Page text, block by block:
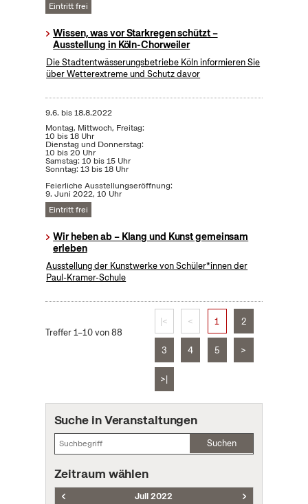
Eintritt frei
Wissen, was vor Starkregen schützt –
Ausstellung in Köln-Chorweiler
Die Stadtentwässerungsbetriebe Köln informieren Sie
über Wetterextreme und Schutz davor
9.6. bis18.8.2022
Montag, Mittwoch, Freitag:
10 bis 18 Uhr
Dienstag und Donnerstag:
10 bis 20 Uhr
Samstag: 10 bis 15 Uhr
Sonntag: 13 bis 18 Uhr
Feierliche Ausstellungseröffnung:
9. Juni 2022, 10 Uhr
Eintritt frei
Wir heben ab – Klang und Kunst gemeinsam
erleben
Ausstellung der Kunstwerke von Schüler*innen der
Paul-Kramer-Schule
Treffer 1–10 von 88
|< < 1 2
3 4 5 >
>|
Suche in Veranstaltungen
Suchen
Zeitraum wählen
Juli 2022